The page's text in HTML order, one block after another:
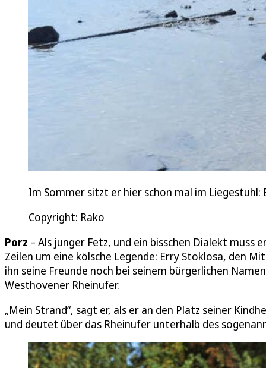
Im Sommer sitzt er hier schon mal im
Copyright: Rako
Porz – Als junger Fetz, und ein bisschen Dialekt muss
Zeilen um eine kölsche Legende: Erry Stoklosa, den
ihn seine Freunde noch bei seinem bürgerlichen
Westhovener Rheinufer.
„Mein Strand“, sagt er, als er an den Platz seiner
und deutet über das Rheinufer unterhalb des